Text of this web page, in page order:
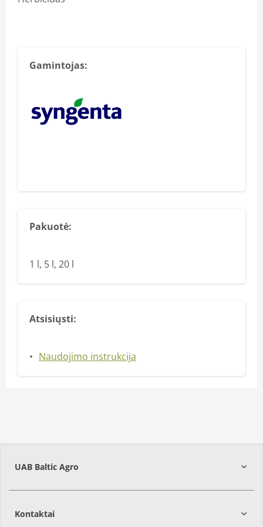
Gamintojas:
Pakuotė:
1 l, 5 l, 20 l
Atsisiųsti:
Naudojimo instrukcija
UAB Baltic Agro
Kontaktai